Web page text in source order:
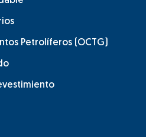
Petrolíferos (OCTG)